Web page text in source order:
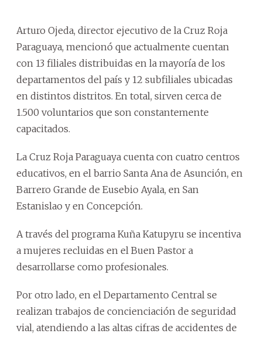
Arturo Ojeda, director ejecutivo de la Cruz Roja
Paraguaya, mencionó que actualmente cuentan
con 13 filiales distribuidas en la mayoría de los
departamentos del país y 12 subfiliales ubicadas
en distintos distritos. En total, sirven cerca de
1.500 voluntarios que son constantemente
capacitados.
La Cruz Roja Paraguaya cuenta con cuatro centros
educativos, en el barrio Santa Ana de Asunción, en
Barrero Grande de Eusebio Ayala, en San
Estanislao y en Concepción.
A través del programa Kuña Katupyru se incentiva
a mujeres recluidas en el Buen Pastor a
desarrollarse como profesionales.
Por otro lado, en el Departamento Central se
realizan trabajos de concienciación de seguridad
vial, atendiendo a las altas cifras de accidentes de